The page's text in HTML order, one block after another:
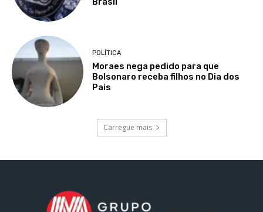
POLÍTICA
Moraes nega pedido para que
Bolsonaro receba filhos no Dia dos
Pais
Carregue mais